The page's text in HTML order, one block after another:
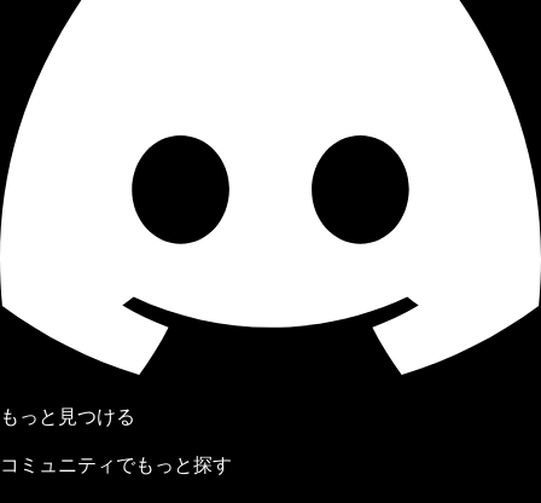
もっと見つける
コミュニティでもっと探す